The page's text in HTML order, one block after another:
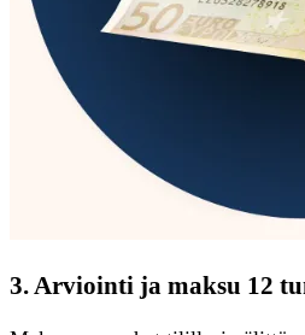
3. Arviointi ja maksu 12